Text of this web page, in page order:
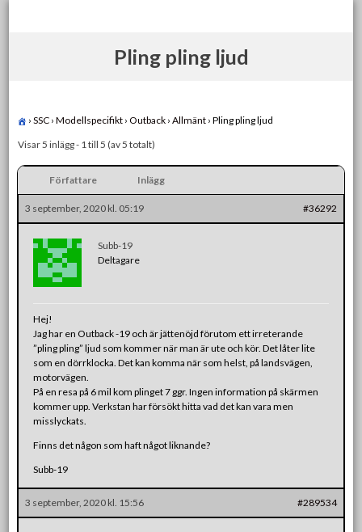
Pling pling ljud
› SSC › Modellspecifikt › Outback › Allmänt › Pling pling ljud
Visar 5 inlägg - 1 till 5 (av 5 totalt)
Författare Inlägg
3 september, 2020 kl. 05:19 #36292
Subb-19
Deltagare
Hej!
Jag har en Outback -19 och är jättenöjd förutom ett irreterande
”pling pling” ljud som kommer när man är ute och kör. Det låter lite
som en dörrklocka. Det kan komma när som helst, på landsvägen,
motorvägen.
På en resa på 6 mil kom plinget 7 ggr. Ingen information på skärmen
kommer upp. Verkstan har försökt hitta vad det kan vara men
misslyckats.
Finns det någon som haft något liknande?
Subb-19
3 september, 2020 kl. 15:56 #289534